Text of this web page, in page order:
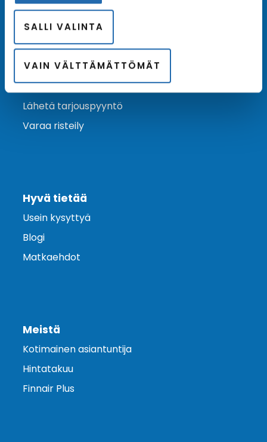
SALLI VALINTA
VAIN VÄLTTÄMÄTTÖMÄT
Ota yhteyttä
Asiakaspalvelu
Lähetä tarjouspyyntö
Varaa risteily
Hyvä tietää
Usein kysyttyä
Blogi
Matkaehdot
Meistä
Kotimainen asiantuntija
Hintatakuu
Finnair Plus